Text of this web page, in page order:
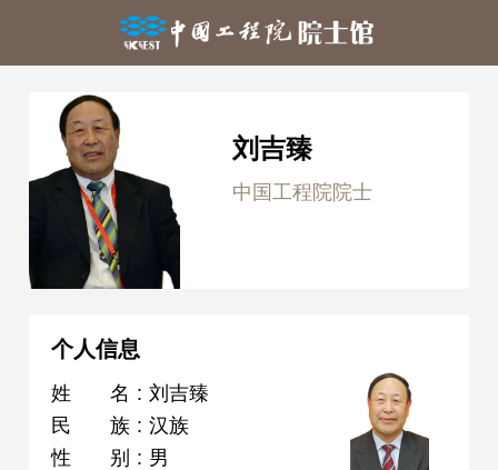
刘吉臻
中国工程院院士
个人信息
姓名 : 刘吉臻
民族 : 汉族
性别 : 男